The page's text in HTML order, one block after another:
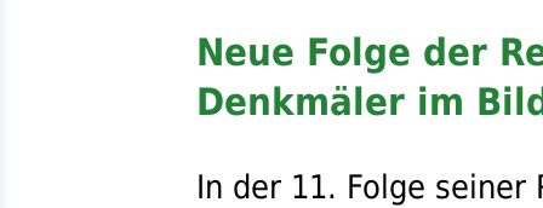
Neue Folge der
Denkmäler im
In der 11. Folge seiner